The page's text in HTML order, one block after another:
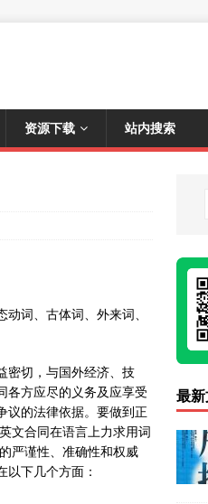
资源下载 站内搜索
词、古体词、外来词、
密切，与国外经济、技
各方应尽的义务及应享受
议的法律依据。要做到正
文合同在语言上力求用词
严谨性、准确性和权威
下几个方面：
最